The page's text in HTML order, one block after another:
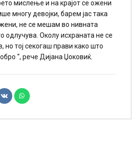
мислење и на крајот се ожени
многу девојки, барем јас така
не се мешам во нивната
одлучува. Околу исхраната не се
но тој секогаш прави како што
“, рече Дијана Џоковиќ.